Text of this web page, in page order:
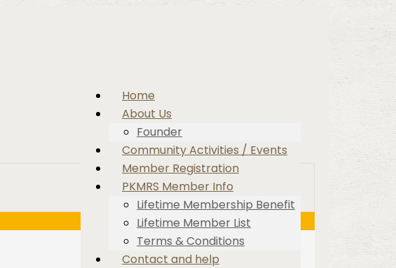
Home
About Us
Founder
Community Activities / Events
Member Registration
PKMRS Member Info
Lifetime Membership Benefit
Lifetime Member List
Terms & Conditions
Contact and help